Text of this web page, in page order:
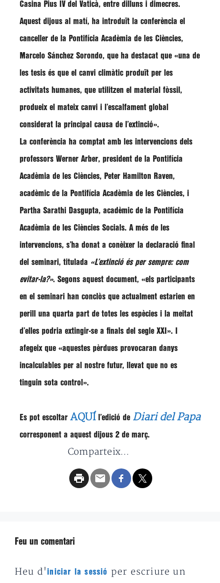
Casina Pius IV del Vaticà, entre dilluns i dimecres.
Aquest dijous al matí, ha introduït la conferència el
canceller de la Pontifícia Acadèmia de les Ciències,
Marcelo Sánchez Sorondo, que ha destacat que «una de
les tesis és que el canvi climàtic produït per les
activitats humanes, que utilitzen el material fòssil,
produeix el mateix canvi i l’escalfament global
considerat la principal causa de l’extinció».
La conferència ha comptat amb les intervencions dels
professors Werner Arber, president de la Pontifícia
Acadèmia de les Ciències, Peter Hamilton Raven,
acadèmic de la Pontifícia Acadèmia de les Ciències, i
Partha Sarathi Dasgupta, acadèmic de la Pontifícia
Acadèmia de les Ciències Socials. A més de les
intervencions, s’ha donat a conèixer la declaració final
del seminari, titulada «L’extinció és per sempre: com
evitar-la?». Segons aquest document, «els participants
en el seminari han conclòs que actualment estarien en
perill una quarta part de totes les espècies i la meitat
d’elles podria extingir-se a finals del segle XXI». I
afegeix que «aquestes pèrdues provocaran danys
incalculables per al nostre futur, llevat que no es
tinguin sota control».
Es pot escoltar AQUÍ l’edició de Diari del Papa
corresponent a aquest dijous 2 de març.
Comparteix...
Feu un comentari
Heu d'iniciar la sessió
per escriure un